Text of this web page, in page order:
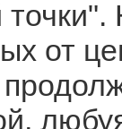
от